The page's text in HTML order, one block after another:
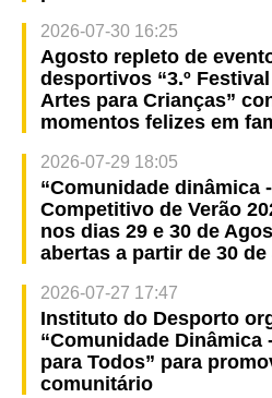
2026-07-30 16:25
Agosto repleto de
desportivos “3.º
Artes para Crianças”
momentos felizes em
2026-07-29 18:05
“Comunidade dinâmica
Competitivo de Verão
nos dias 29 e 30 de
abertas a partir de 30
2026-07-27 17:47
Instituto do Desporto
“Comunidade Dinâmica
para Todos” para
comunitário